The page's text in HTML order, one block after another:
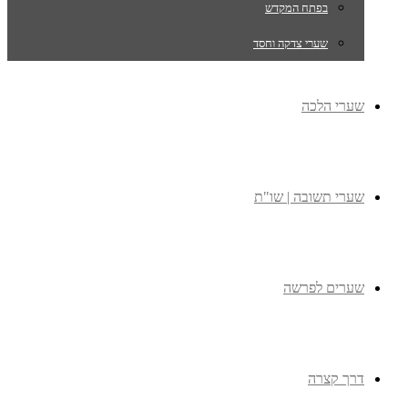
בפתח המקדש
שערי צדקה וחסד
שערי הלכה
שערי תשובה | שו"ת
שערים לפרשה
דרך קצרה